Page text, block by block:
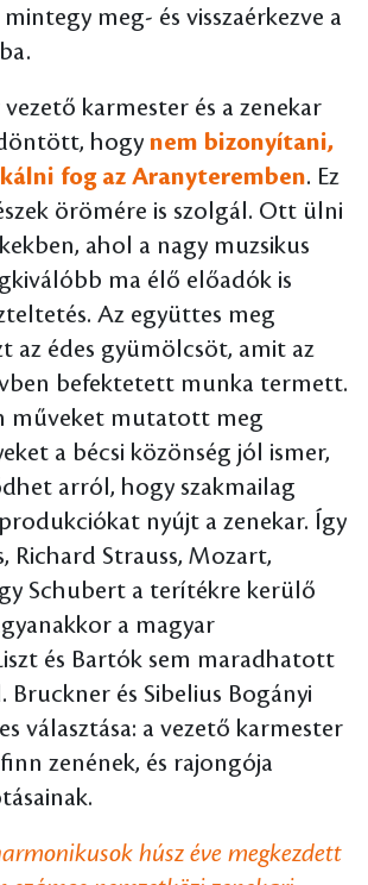
meg- és visszaérkezve a
karmester és a zenekar
hogy nem bizonyítani,
fog az Aranyteremben. Ez
örömére is szolgál. Ott ülni
ahol a nagy muzsikus
ma élő előadók is
Az együttes meg
az édes gyümölcsöt, amit az
befektetett munka termett.
műveket mutatott meg
a bécsi közönség jól ismer,
arról, hogy szakmailag
nyújt a zenekar. Így
Richard Strauss, Mozart,
Schubert a terítékre kerülő
a magyar
és Bartók sem maradhatott
Bruckner és Sibelius Bogányi
választása: a vezető karmester
zenének, és rajongója
húsz éve megkezdett